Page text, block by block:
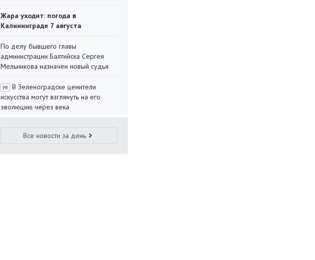
Жара уходит: погода в
Калининграде 7 августа
По делу бывшего главы
администрации Балтийска Сергея
Мельникова назначен новый судья
PR
В Зеленоградске ценители
искусства могут взглянуть на его
эволюцию через века
Все новости за день